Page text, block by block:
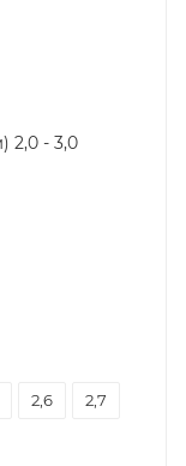
2,0 - 3,0
2,6 2,7